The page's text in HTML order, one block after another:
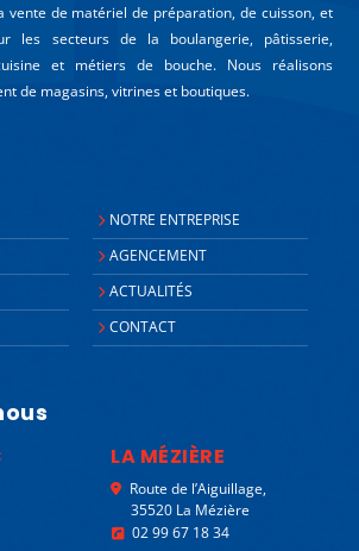
vente de matériel de préparation, de cuisson, et
les secteurs de la boulangerie, pâtisserie,
et métiers de bouche. Nous réalisons
de magasins, vitrines et boutiques.
NOTRE ENTREPRISE
AGENCEMENT
ACTUALITÉS
CONTACT
LA MÉZIÈRE
Route de l’Aiguillage,
35520 La Mézière
02 99 67 18 34